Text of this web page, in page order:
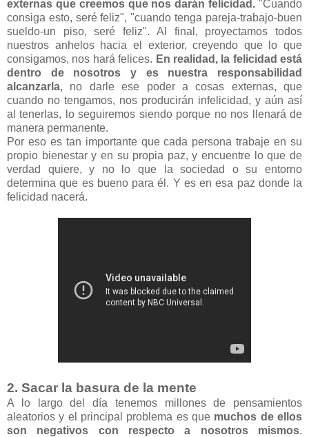
externas que creemos que nos darán felicidad. "Cuando
consiga esto, seré feliz", "cuando tenga pareja-trabajo-buen
sueldo-un piso, seré feliz". Al final, proyectamos todos
nuestros anhelos hacia el exterior, creyendo que lo que
consigamos, nos hará felices. En realidad, la felicidad está
dentro de nosotros y es nuestra responsabilidad
alcanzarla, no darle ese poder a cosas externas, que
cuando no tengamos, nos producirán infelicidad, y aún así
al tenerlas, lo seguiremos siendo porque no nos llenará de
manera permanente.
Por eso es tan importante que cada persona trabaje en su
propio bienestar y en su propia paz, y encuentre lo que de
verdad quiere, y no lo que la sociedad o su entorno
determina que es bueno para él. Y es en esa paz donde la
felicidad nacerá.
2. Sacar la basura de la mente
A lo largo del día tenemos millones de pensamientos
aleatorios y el principal problema es que muchos de ellos
son negativos con respecto a nosotros mismos.